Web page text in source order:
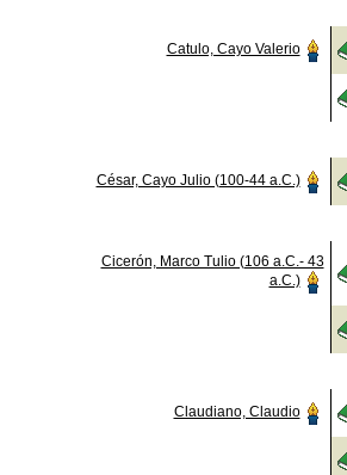
Catulo, Cayo Valerio
César, Cayo Julio (100-44 a.C.)
Cicerón, Marco Tulio (106 a.C.- 43
a.C.)
Claudiano, Claudio